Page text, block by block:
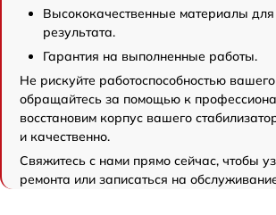
Высококачественные материалы для
результата.
Гарантия на выполненные работы.
Не рискуйте работоспособностью
обращайтесь за помощью к
восстановим корпус вашего
и качественно.
Свяжитесь с нами прямо сейчас, чтобы
ремонта или записаться на